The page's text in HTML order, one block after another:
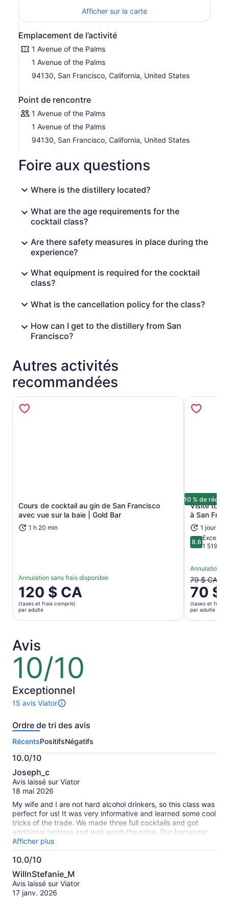
Afficher sur la carte
Emplacement de l’activité
1 Avenue of the Palms
1 Avenue of the Palms
94130, San Francisco, California, United States
Point de rencontre
1 Avenue of the Palms
1 Avenue of the Palms
94130, San Francisco, California, United States
Foire aux questions
Where is the distillery located?
What are the age requirements for the
cocktail class?
Are there safety measures in place during the
experience?
What equipment is required for the cocktail
class?
What is the cancellation policy for the class?
How can I get to the distillery from San
Francisco?
Autres activités
recommandées
Cours de cocktail au gin de San Francisco
avec vue sur la baie | Gold Bar
1 h 20 min
Annulation sans frais disponible
Le
prix
est
de 120 $ CA.
adulte
120 $ CA
(taxes et frais compris)
par adulte
S’ouvre dans un nouvel onglet
10 % de
Visite
à San
1 jour ou
8.68.6 sur 10
Excellent
1 519
Annulation
Le
prix
antérieur
était
de
79 $ CA
70 $
(taxes et frais
par adulte
Avis
10/10
10
10
Exceptionnel
15 avis Viator
Il
a
sur
cette
activité.
Plus
de
renseignements
les
avis
vérifiés
Ordre de tri des avis
RécentsPositifsNégatifs
10.0/10
10.0
sur
10
Joseph_c
Avis laissé sur Viator
18 mai 2026
My wife and I are not hard alcohol drinkers, so this class was
perfect for us! It was very informative and learned some cool
tricks of the trade. We made three full cocktails and got
additional tastings and well worth the price. Our bartender
was great and took the time out to help us individually if
needed. We had a great time!
Afficher plus
10.0/10
10.0
sur
10
WillnStefanie_M
Avis laissé sur Viator
17 janv. 2026